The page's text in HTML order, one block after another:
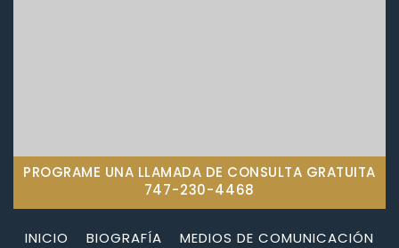
PROGRAME UNA LLAMADA DE CONSULTA GRATUITA
747-230-4468
INICIO BIOGRAFÍA
MEDIOS DE COMUNICACIÓN